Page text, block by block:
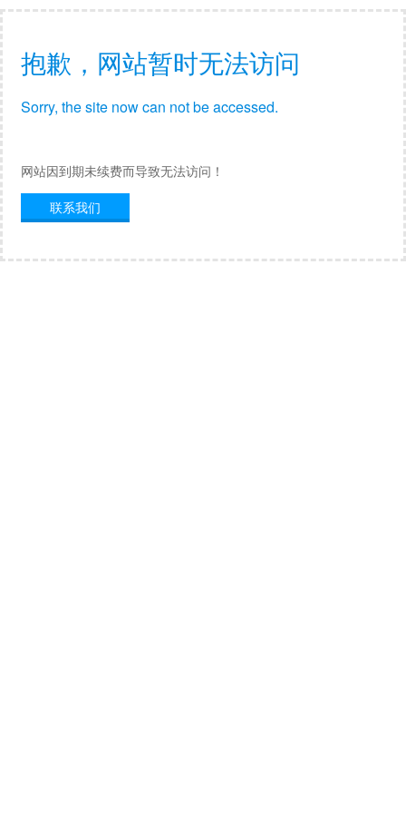
抱歉，网站暂时无法访问
Sorry, the site now can not be accessed.
网站因到期未续费而导致无法访问！
联系我们